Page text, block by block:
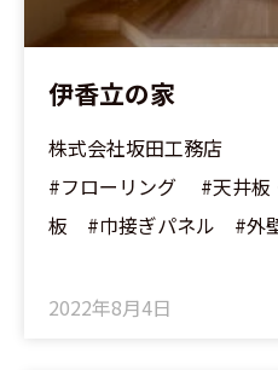
伊香立の家
株式会社坂田工務店
#フローリング #天井板
板 #巾接ぎパネル #外
2022年8月4日